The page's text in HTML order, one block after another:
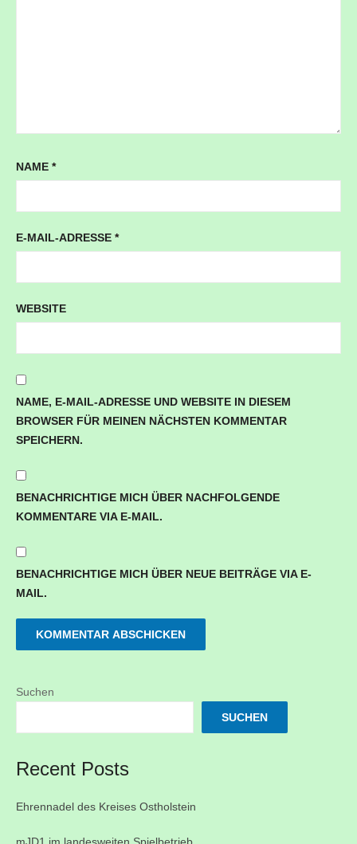
NAME *
E-MAIL-ADRESSE *
WEBSITE
NAME, E-MAIL-ADRESSE UND WEBSITE IN DIESEM
BROWSER FÜR MEINEN NÄCHSTEN KOMMENTAR
SPEICHERN.
BENACHRICHTIGE MICH ÜBER NACHFOLGENDE
KOMMENTARE VIA E-MAIL.
BENACHRICHTIGE MICH ÜBER NEUE BEITRÄGE VIA E-
MAIL.
Suchen
SUCHEN
Recent Posts
Ehrennadel des Kreises Ostholstein